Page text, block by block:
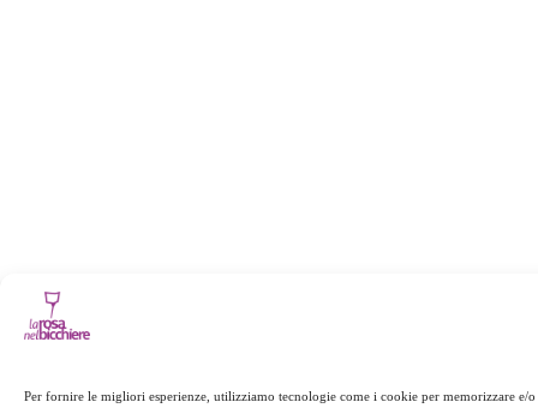
Per fornire le migliori esperienze, utilizziamo tecnologie come i cookie per memorizzare